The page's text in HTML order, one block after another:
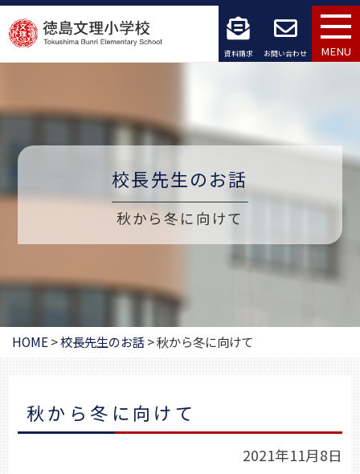
コ
ン
ン
ス
資料請求 お問い合わせ MENU
校長先生のお話
秋から冬に向けて
HOME>校長先生のお話>秋から冬に向けて
秋から冬に向けて
2021年11月8日